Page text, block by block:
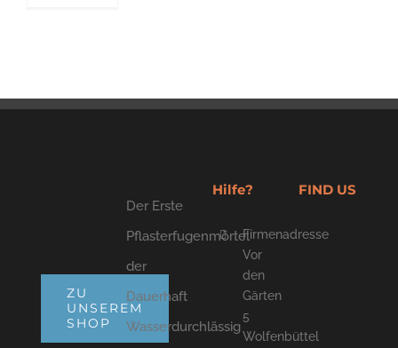
ZU
UNSEREM
SHOP
Der Erste
Pflasterfugenmörtel
der
Dauerhaft
Wasserdurchlässig
Hilfe?
Firmenadresse
Vor
den
Gärten
5
Wolfenbüttel
FIND US